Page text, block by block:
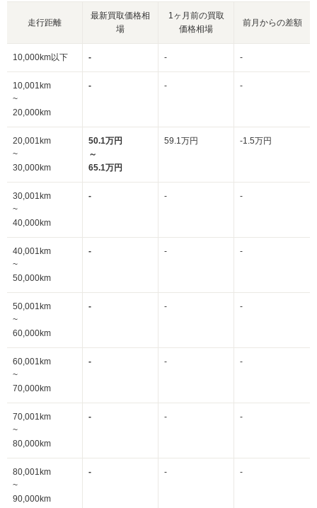
走行距離
最新買取価格相
場
1ヶ月前の買取
価格相場
前月からの差額
10,000km以下 - - -
10,001km
~
20,000km
- - -
20,001km
~
30,000km
50.1万円
～
65.1万円
59.1万円 -1.5万円
30,001km
~
40,000km
- - -
40,001km
~
50,000km
- - -
50,001km
~
60,000km
- - -
60,001km
~
70,000km
- - -
70,001km
~
80,000km
- - -
80,001km
~
90,000km
- - -